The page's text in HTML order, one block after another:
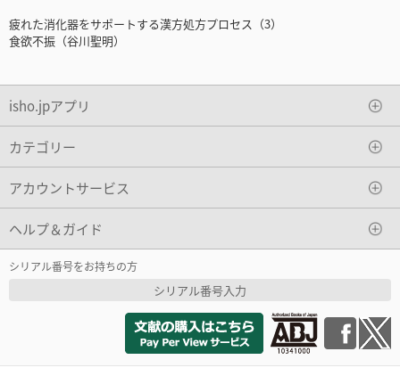
疲れた消化器をサポートする漢方処方プロセス（3）
食欲不振（谷川聖明）
isho.jpアプリ
カテゴリー
アカウントサービス
ヘルプ＆ガイド
シリアル番号をお持ちの方
シリアル番号入力